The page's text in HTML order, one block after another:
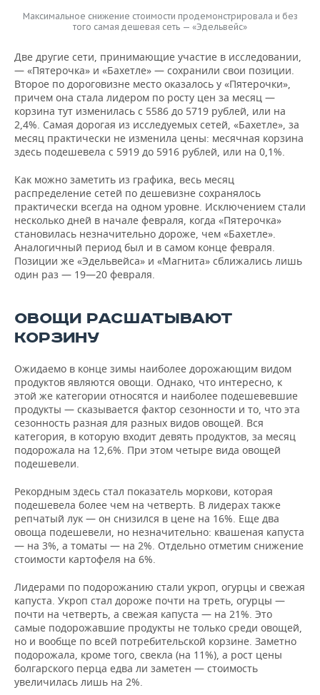
Максимальное снижение стоимости продемонстрировала и без
того самая дешевая сеть — «Эдельвейс»
Две другие сети, принимающие участие в исследовании,
— «Пятерочка» и «Бахетле» — сохранили свои позиции.
Второе по дороговизне место оказалось у «Пятерочки»,
причем она стала лидером по росту цен за месяц —
корзина тут изменилась с 5586 до 5719 рублей, или на
2,4%. Самая дорогая из исследуемых сетей, «Бахетле», за
месяц практически не изменила цены: месячная корзина
здесь подешевела с 5919 до 5916 рублей, или на 0,1%.
Как можно заметить из графика, весь месяц
распределение сетей по дешевизне сохранялось
практически всегда на одном уровне. Исключением стали
несколько дней в начале февраля, когда «Пятерочка»
становилась незначительно дороже, чем «Бахетле».
Аналогичный период был и в самом конце февраля.
Позиции же «Эдельвейса» и «Магнита» сближались лишь
один раз — 19—20 февраля.
ОВОЩИ РАСШАТЫВАЮТ
КОРЗИНУ
Ожидаемо в конце зимы наиболее дорожающим видом
продуктов являются овощи. Однако, что интересно, к
этой же категории относятся и наиболее подешевевшие
продукты — сказывается фактор сезонности и то, что эта
сезонность разная для разных видов овощей. Вся
категория, в которую входит девять продуктов, за месяц
подорожала на 12,6%. При этом четыре вида овощей
подешевели.
Рекордным здесь стал показатель моркови, которая
подешевела более чем на четверть. В лидерах также
репчатый лук — он снизился в цене на 16%. Еще два
овоща подешевели, но незначительно: квашеная капуста
— на 3%, а томаты — на 2%. Отдельно отметим снижение
стоимости картофеля на 6%.
Лидерами по подорожанию стали укроп, огурцы и свежая
капуста. Укроп стал дороже почти на треть, огурцы —
почти на четверть, а свежая капуста — на 21%. Это
самые подорожавшие продукты не только среди овощей,
но и вообще по всей потребительской корзине. Заметно
подорожала, кроме того, свекла (на 11%), а рост цены
болгарского перца едва ли заметен — стоимость
увеличилась лишь на 2%.